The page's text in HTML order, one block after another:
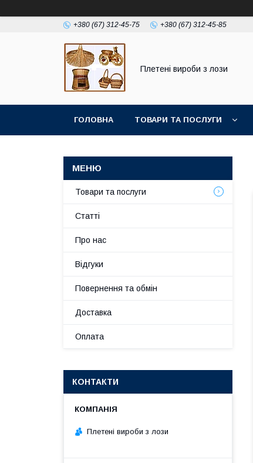
+380 (67) 312-45-75 +380 (67) 312-45-85
Плетені вироби з лози
ГОЛОВНА ТОВАРИ ТА ПОСЛУГИ
Товари та послуги
Статті
Про нас
Відгуки
Повернення та обмін
Доставка
Оплата
КОНТАКТИ
Плетені вироби з лози